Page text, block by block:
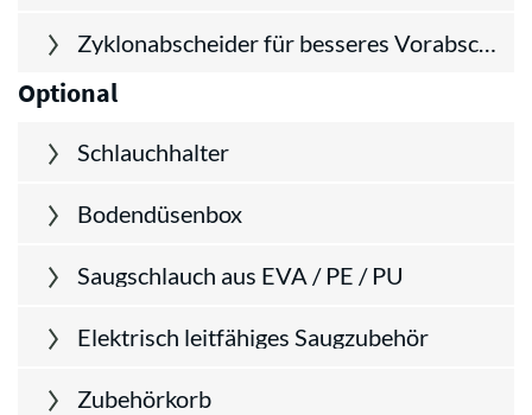
Zyklonabscheider für besseres Vorabscheiden von Stäuben und Grobmaterial
Optional
Schlauchhalter
Bodendüsenbox
Saugschlauch aus EVA / PE / PU
Elektrisch leitfähiges Saugzubehör
Zubehörkorb